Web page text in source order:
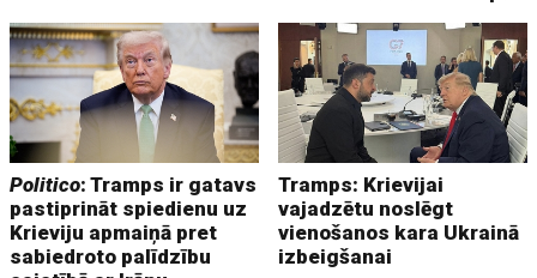
Politico: Tramps ir gatavs
pastiprināt spiedienu uz
Krieviju apmaiņā pret
sabiedroto palīdzību
Tramps: Krievijai
vajadzētu noslēgt
vienošanos kara Ukrainā
izbeigšanai